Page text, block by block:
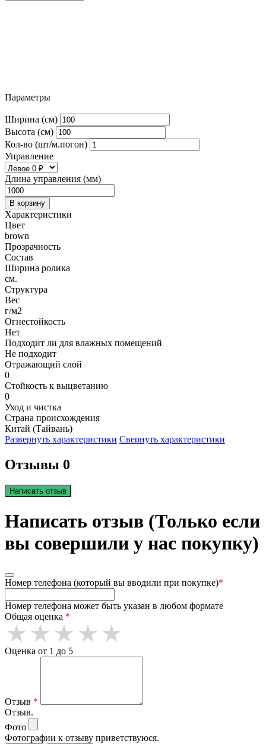
Параметры
Ширина (см)
Высота (см)
Кол-во (шт/м.погон)
Управление
Длина управления (мм)
В корзину
Характеристики
Цвет
brown
Прозрачность
Состав
Ширина ролика
см.
Структура
Вес
г/м2
Огнестойкость
Нет
Подходит ли для влажных помещений
Не подходит
Отражающий слой
0
Стойкость к выцветанию
0
Уход и чистка
Страна происхождения
Китай (Тайвань)
Развернуть характеристики Свернуть характеристики
Отзывы 0
Написать отзыв
Написать отзыв (Только если
вы совершили у нас покупку)
Номер телефона (который вы вводили при покупке)*
Номер телефона может быть указан в любом формате
Общая оценка *
Оценка от 1 до 5
Отзыв *
Отзыв.
Фото
Фотографии к отзыву приветствуюся.